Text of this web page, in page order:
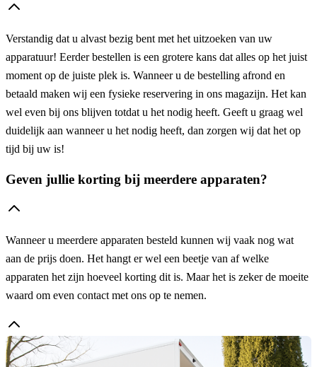
Verstandig dat u alvast bezig bent met het uitzoeken van uw
apparatuur! Eerder bestellen is een grotere kans dat alles op het juist
moment op de juiste plek is. Wanneer u de bestelling afrond en
betaald maken wij een fysieke reservering in ons magazijn. Het kan
wel even bij ons blijven totdat u het nodig heeft. Geeft u graag wel
duidelijk aan wanneer u het nodig heeft, dan zorgen wij dat het op
tijd bij uw is!
Geven jullie korting bij meerdere apparaten?
Wanneer u meerdere apparaten besteld kunnen wij vaak nog wat
aan de prijs doen. Het hangt er wel een beetje van af welke
apparaten het zijn hoeveel korting dit is. Maar het is zeker de moeite
waard om even contact met ons op te nemen.